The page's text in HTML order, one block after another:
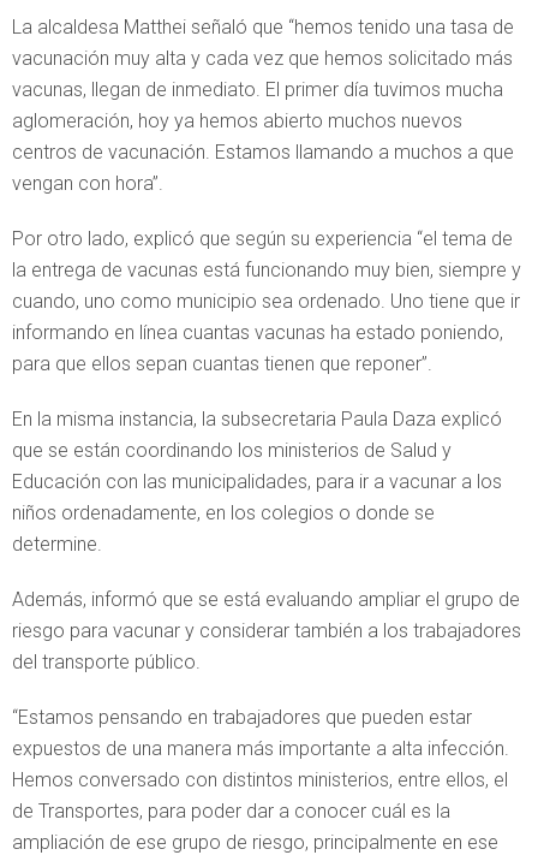
La alcaldesa Matthei señaló que “hemos tenido una tasa de
vacunación muy alta y cada vez que hemos solicitado más
vacunas, llegan de inmediato. El primer día tuvimos mucha
aglomeración, hoy ya hemos abierto muchos nuevos
centros de vacunación. Estamos llamando a muchos a que
vengan con hora”.
Por otro lado, explicó que según su experiencia “el tema de
la entrega de vacunas está funcionando muy bien, siempre y
cuando, uno como municipio sea ordenado. Uno tiene que ir
informando en línea cuantas vacunas ha estado poniendo,
para que ellos sepan cuantas tienen que reponer”.
En la misma instancia, la subsecretaria Paula Daza explicó
que se están coordinando los ministerios de Salud y
Educación con las municipalidades, para ir a vacunar a los
niños ordenadamente, en los colegios o donde se
determine.
Además, informó que se está evaluando ampliar el grupo de
riesgo para vacunar y considerar también a los trabajadores
del transporte público.
“Estamos pensando en trabajadores que pueden estar
expuestos de una manera más importante a alta infección.
Hemos conversado con distintos ministerios, entre ellos, el
de Transportes, para poder dar a conocer cuál es la
ampliación de ese grupo de riesgo, principalmente en ese